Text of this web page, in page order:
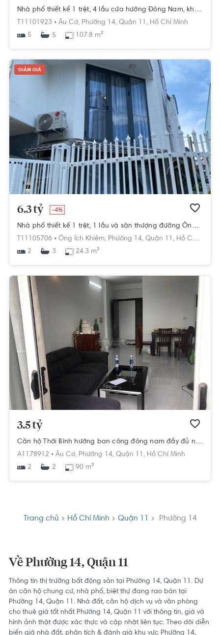
Nhà phố thiết kế 1 trệt, 4 lầu cửa hướng Đông Nam, khu dân cư sầm uất.
T11101923 • Âu Cơ, Phường 14, Quận 11, Hồ Chí Minh
5
5 107.8 m²
GIẢM GIÁ
6.3 tỷ -4%
Nhà phố thiết kế 1 trệt, 1 lầu và sân thượng đường Ông Ích Khiêm.
T11105706 • Ông Ích Khiêm, Phường 14, Quận 11, Hồ Chí Minh
2
3 24.3 m²
3.5 tỷ
Căn hộ Thới Bình hướng ban công đông nam đầy đủ nội thất diện tích 90m²
A1178912 • Âu Cơ, Phường 14, Quận 11, Hồ Chí Minh
2
2 90 m²
Trang chủ Hồ Chí Minh Quận 11 Phường 14
Về Phường 14, Quận 11
Thông tin thị trường bất động sản tại Phường 14, Quận 11. Dự
án căn hộ chung cư, nhà phố, biệt thự đang rao bán tại
Phường 14, Quận 11. Nhà đất, căn hộ dịch vụ và văn phòng
cho thuê giá tốt nhất Phường 14, Quận 11 với thông tin, giá và
hình ảnh thật được xác thực và cập nhật liên tục. Theo dõi diễn
biến giá nhà đất, phân tích & đánh giá khu vực Phường 14,